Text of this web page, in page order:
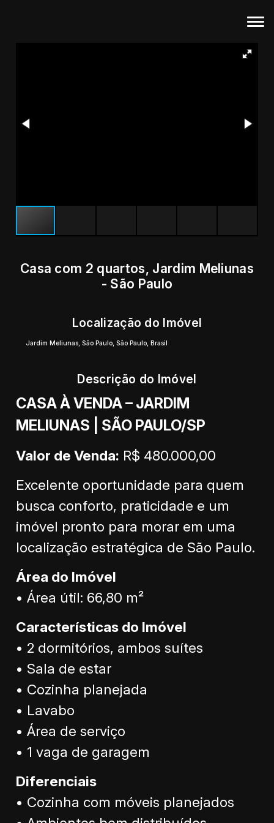
Casa com 2 quartos, Jardim Meliunas
- São Paulo
Localização do Imóvel
Jardim Meliunas,São Paulo,São Paulo,Brasil
Descrição do Imóvel
CASA À VENDA – JARDIM
MELIUNAS | SÃO PAULO/SP
Valor de Venda: R$ 480.000,00
Excelente oportunidade para quem
busca conforto, praticidade e um
imóvel pronto para morar em uma
localização estratégica de São Paulo.
Área do Imóvel
• Área útil: 66,80 m²
Características do Imóvel
• 2 dormitórios, ambos suítes
• Sala de estar
• Cozinha planejada
• Lavabo
• Área de serviço
• 1 vaga de garagem
Diferenciais
• Cozinha com móveis planejados